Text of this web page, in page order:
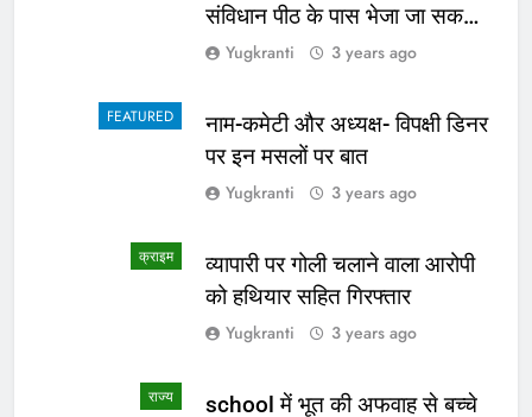
संविधान पीठ के पास भेजा जा सकता
है अध्यादेश का मामला
Yugkranti 3 years ago
FEATURED
नाम-कमेटी और अध्यक्ष- विपक्षी डिनर
पर इन मसलों पर बात
Yugkranti 3 years ago
क्राइम
व्यापारी पर गोली चलाने वाला आरोपी
को हथियार सहित गिरफ्तार
Yugkranti 3 years ago
राज्य school में भूत की अफवाह से बच्चे